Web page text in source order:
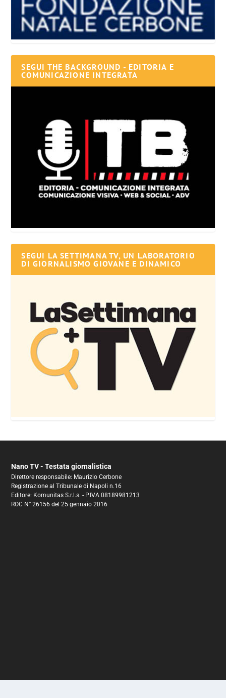
SEGUI THE BACKGROUND - EDITORIA E
COMUNICAZIONE INTEGRATA
SEGUI LA SETTIMANA TV, UN LABORATORIO
DI GIORNALISMO GIOVANE E DINAMICO
Nano TV - Testata giornalistica
Direttore responsabile: Maurizio Cerbone
Registrazione al Tribunale di Napoli n.16
Editore: Komunitas S.r.l.s. - P.IVA 08189981213
ROC N° 26156 del 25 gennaio 2016